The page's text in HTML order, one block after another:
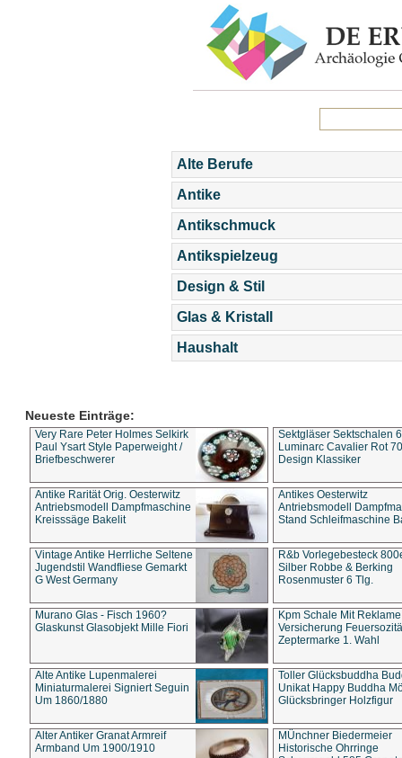
Alte Berufe
Antike
Antikschmuck
Antikspielzeug
Design & Stil
Glas & Kristall
Haushalt
Neueste Einträge:
Very Rare Peter Holmes Selkirk
Paul Ysart Style Paperweight /
Briefbeschwerer
Sektgläser Sektschalen
Luminarc Cavalier Rot
Design Klassiker
Antike Rarität Orig. Oesterwitz
Antriebsmodell Dampfmaschine
Kreisssäge Bakelit
Antikes Oesterwitz
Antriebsmodell
Stand Schleifmaschine
Vintage Antike Herrliche Seltene
Jugendstil Wandfliese Gemarkt
G West Germany
R&b Vorlegebesteck
Silber Robbe & Berking
Rosenmuster 6 Tlg.
Murano Glas - Fisch 1960?
Glaskunst Glasobjekt Mille Fiori
Kpm Schale Mit Reklame
Versicherung
Zeptermarke 1. Wahl
Alte Antike Lupenmalerei
Miniaturmalerei Signiert Seguin
Um 1860/1880
Toller Glücksbuddha
Unikat Happy Buddha
Glücksbringer Holzfigur
Alter Antiker Granat Armreif
Armband Um 1900/1910
MÜnchner Biedermeier
Historische Ohrringe